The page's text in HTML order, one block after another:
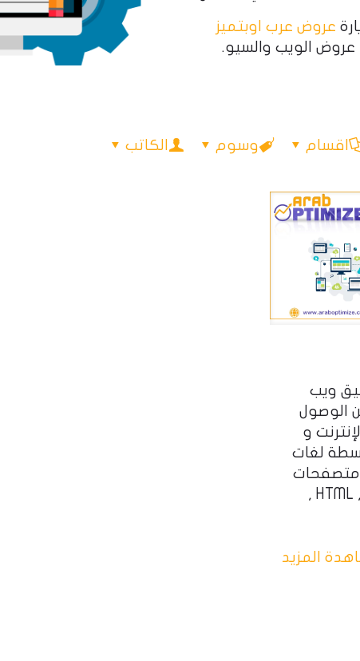
عروض عرب اوبتميز
عروض الويب والسيو.
اقسام وسوم الكاتب
ويب
الوصول
و
لغات
متصفحات
المزيد